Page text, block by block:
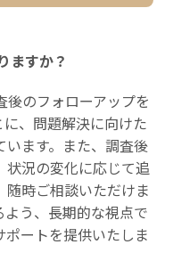
ますか？
後のフォローアップを
、問題解決に向けた
ます。また、調査後
状況の変化に応じて追
時ご相談いただけま
う、長期的な視点で
ートを提供いたしま